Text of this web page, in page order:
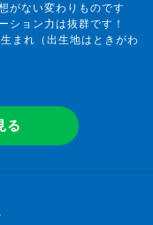
がない変わりものです
ション力は抜群です！
まれ（出生地はときがわ
る